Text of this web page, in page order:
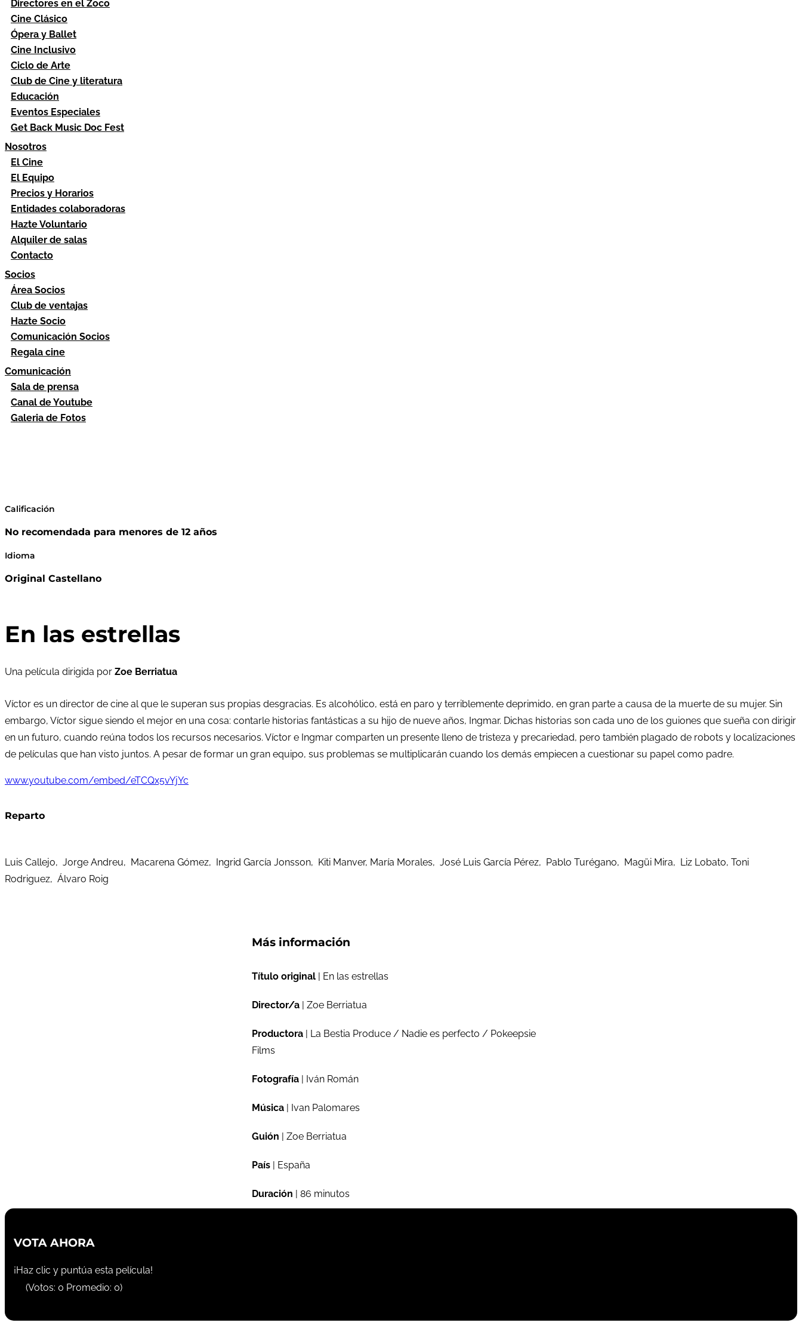
Directores en el Zoco
Cine Clásico
Ópera y Ballet
Cine Inclusivo
Ciclo de Arte
Club de Cine y literatura
Educación
Eventos Especiales
Get Back Music Doc Fest
Nosotros
El Cine
El Equipo
Precios y Horarios
Entidades colaboradoras
Hazte Voluntario
Alquiler de salas
Contacto
Socios
Área Socios
Club de ventajas
Hazte Socio
Comunicación Socios
Regala cine
Comunicación
Sala de prensa
Canal de Youtube
Galeria de Fotos
Calificación
No recomendada para menores de 12 años
Idioma
Original Castellano
En las estrellas
Una película dirigida por Zoe Berriatua
Víctor es un director de cine al que le superan sus propias desgracias. Es alcohólico, está en paro y terriblemente deprimido, en gran parte a causa de la muerte de su mujer. Sin
embargo, Víctor sigue siendo el mejor en una cosa: contarle historias fantásticas a su hijo de nueve años, Ingmar. Dichas historias son cada uno de los guiones que sueña con dirigir
en un futuro, cuando reúna todos los recursos necesarios. Víctor e Ingmar comparten un presente lleno de tristeza y precariedad, pero también plagado de robots y localizaciones
de películas que han visto juntos. A pesar de formar un gran equipo, sus problemas se multiplicarán cuando los demás empiecen a cuestionar su papel como padre.
www.youtube.com/embed/eTCQx5vYjYc
Reparto
Luis Callejo, Jorge Andreu, Macarena Gómez, Ingrid García Jonsson, Kiti Manver, María Morales, José Luis García Pérez, Pablo Turégano, Magüi Mira, Liz Lobato, Toni
Rodriguez, Álvaro Roig
Más información
Título original | En las estrellas
Director/a | Zoe Berriatua
Productora | La Bestia Produce / Nadie es perfecto / Pokeepsie
Films
Fotografía | Iván Román
Música | Ivan Palomares
Guión | Zoe Berriatua
País | España
Duración | 86 minutos
VOTA AHORA
¡Haz clic y puntúa esta película!
(Votos: 0 Promedio: 0)